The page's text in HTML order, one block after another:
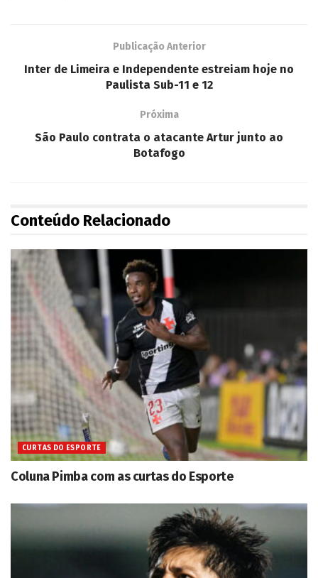
Publicação Anterior
Inter de Limeira e Independente estreiam hoje no
Paulista Sub-11 e 12
Próxima
São Paulo contrata o atacante Artur junto ao
Botafogo
Conteúdo Relacionado
CURTAS DO ESPORTE
Coluna Pimba com as curtas do Esporte